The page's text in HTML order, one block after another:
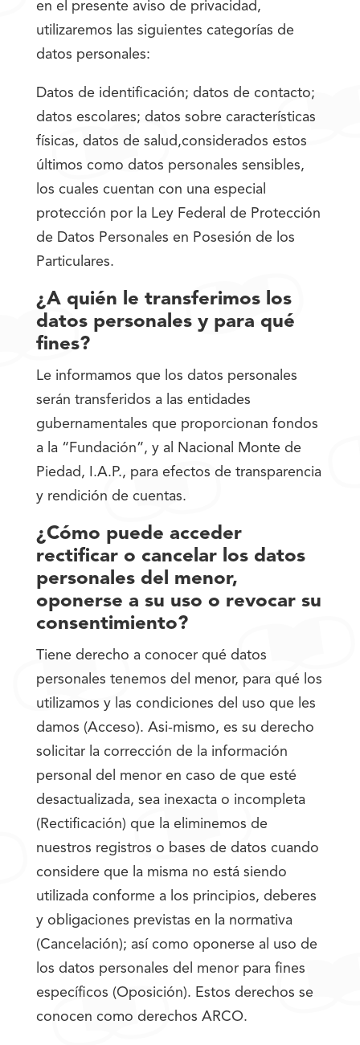
en el presente aviso de privacidad,
utilizaremos las siguientes categorías de
datos personales:
Datos de identificación; datos de contacto;
datos escolares; datos sobre características
físicas, datos de salud,considerados estos
últimos como datos personales sensibles,
los cuales cuentan con una especial
protección por la Ley Federal de Protección
de Datos Personales en Posesión de los
Particulares.
¿A quién le transferimos los
datos personales y para qué
fines?
Le informamos que los datos personales
serán transferidos a las entidades
gubernamentales que proporcionan fondos
a la “Fundación”, y al Nacional Monte de
Piedad, I.A.P., para efectos de transparencia
y rendición de cuentas.
¿Cómo puede acceder
rectificar o cancelar los datos
personales del menor,
oponerse a su uso o revocar su
consentimiento?
Tiene derecho a conocer qué datos
personales tenemos del menor, para qué los
utilizamos y las condiciones del uso que les
damos (Acceso). Asi-mismo, es su derecho
solicitar la corrección de la información
personal del menor en caso de que esté
desactualizada, sea inexacta o incompleta
(Rectificación) que la eliminemos de
nuestros registros o bases de datos cuando
considere que la misma no está siendo
utilizada conforme a los principios, deberes
y obligaciones previstas en la normativa
(Cancelación); así como oponerse al uso de
los datos personales del menor para fines
específicos (Oposición). Estos derechos se
conocen como derechos ARCO.